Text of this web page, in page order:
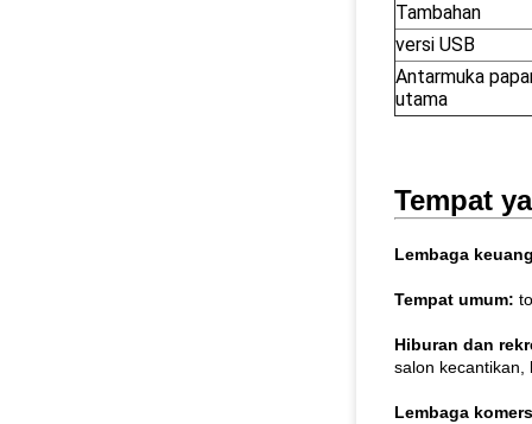
Tambahan
versi USB
Antarmuka
utama
Tempat
Lembaga
Tempat umum:
Hiburan dan
salon kecantikan,
Lembaga